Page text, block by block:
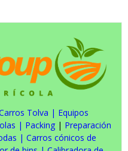
Tolva | Equipos
| Packing | Preparación
| Carros cónicos de